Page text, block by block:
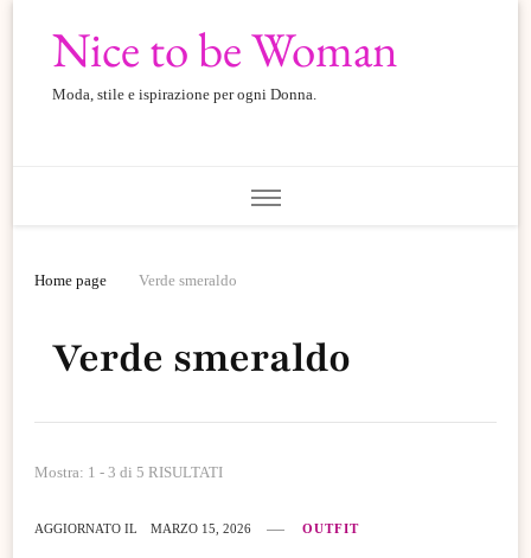
Nice to be Woman
Moda, stile e ispirazione per ogni Donna.
Home page Verde smeraldo
Verde smeraldo
Mostra: 1 - 3 di 5 RISULTATI
AGGIORNATO IL MARZO 15, 2026 OUTFIT